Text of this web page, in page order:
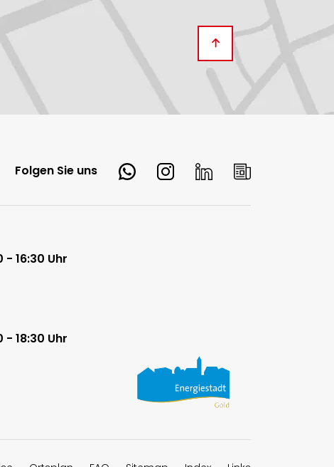
Folgen Sie uns WhatsappInstagram
LinkedInNewsletter
- 16:30 Uhr
- 18:30 Uhr